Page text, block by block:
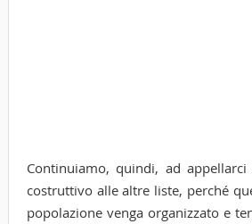
Continuiamo, quindi, ad
costruttivo alle altre liste, perché
popolazione venga organizzato e